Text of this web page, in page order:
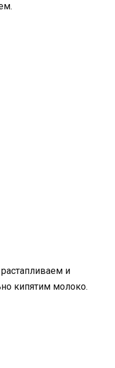
и
кипятим молоко.